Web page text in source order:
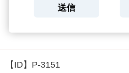
【ID】 P-3151